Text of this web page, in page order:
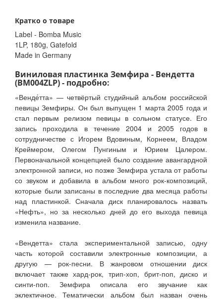
Кратко о товаре
Label - Bomba Music
1LP, 180g, Gatefold
Made in Germany
Виниловая пластинка Земфира - Вендетта
(BM004ZLP) - подробно:
«Венде́тта» — четвёртый студийный альбом российской
певицы Земфиры. Он был выпущен 1 марта 2005 года и
стал первым релизом певицы в сольном статусе. Его
запись проходила в течение 2004 и 2005 годов в
сотрудничестве с Игорем Вдовиным, Корнеем, Владом
Креймером, Олегом Пунгиным и Юрием Цалером.
Первоначальной концепцией было создание авангардной
электронной записи, но позже Земфира устала от работы
со звуком и добавила в альбом много рок-композиций,
которые были записаны в последние два месяца работы
над пластинкой. Сначала диск планировалось назвать
«Нефть», но за несколько дней до его выхода певица
изменила название.
«Вендетта» стала экспериментальной записью, одну
часть которой составили электронные композиции, а
другую — рок-песни. В жанровом отношении диск
включает также хард-рок, трип-хоп, брит-поп, диско и
синти-поп. Земфира описала его звучание как
эклектичное. Тематически альбом был назван очень